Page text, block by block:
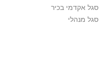
סגל אקדמי בכיר
סגל מנהלי